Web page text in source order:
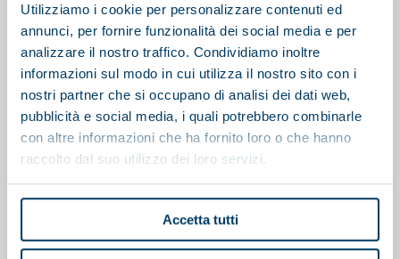
Utilizziamo i cookie per personalizzare contenuti ed
annunci, per fornire funzionalità dei social media e per
analizzare il nostro traffico. Condividiamo inoltre
informazioni sul modo in cui utilizza il nostro sito con i
nostri partner che si occupano di analisi dei dati web,
pubblicità e social media, i quali potrebbero combinarle
con altre informazioni che ha fornito loro o che hanno
raccolto dal suo utilizzo dei loro servizi.
Accetta tutti